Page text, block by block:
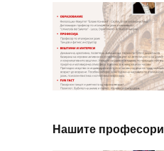
Нашите професори